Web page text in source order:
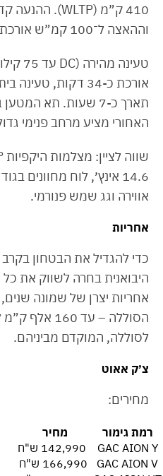
וההאצה ל־100 קמ”ש אורכת 7.9 שניות.
האחורי מציע מרחב פנימי
אווירה וגג שמש פנורמי.
אחריות
כדי להגדיל את הבטחון בקרב
אחריות יצרן של שמונה
לסוללה, המוקדם מביניהם.
צ׳ק אאוט
מחירים:
רמת גימור
מחיר
GAC AION Y
GAC AION V